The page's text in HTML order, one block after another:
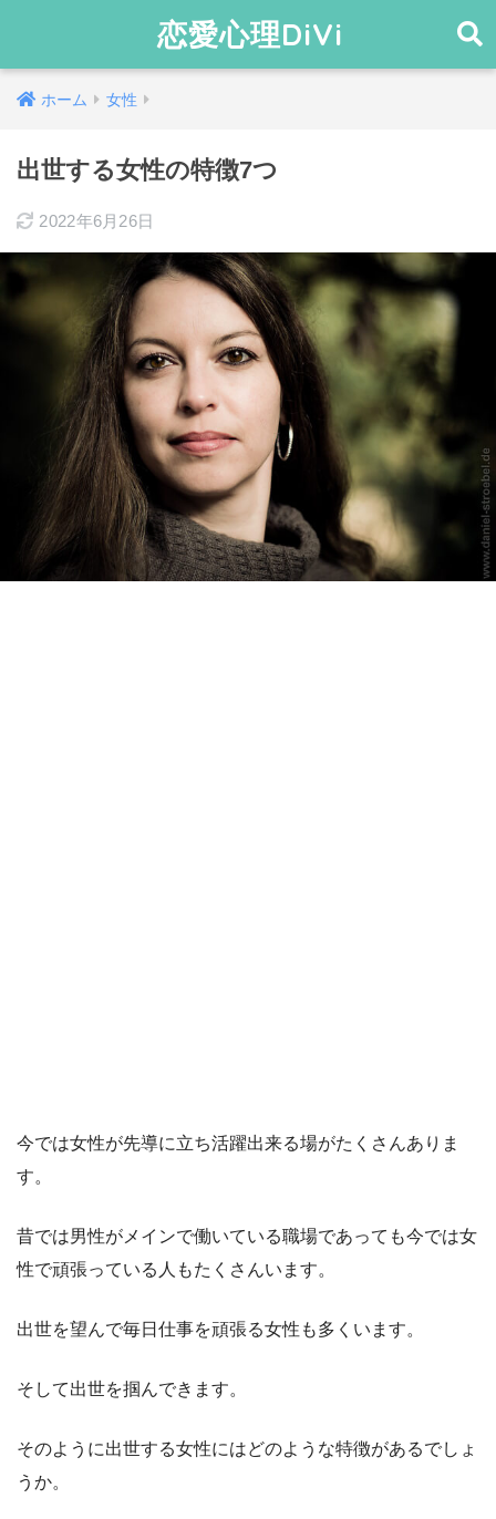
恋愛心理DiVi
ホーム 女性
出世する女性の特徴7つ
2022年6月26日
今では女性が先導に立ち活躍出来る場がたくさんありま
す。
昔では男性がメインで働いている職場であっても今では女
性で頑張っている人もたくさんいます。
出世を望んで毎日仕事を頑張る女性も多くいます。
そして出世を掴んできます。
そのように出世する女性にはどのような特徴があるでしょ
うか。